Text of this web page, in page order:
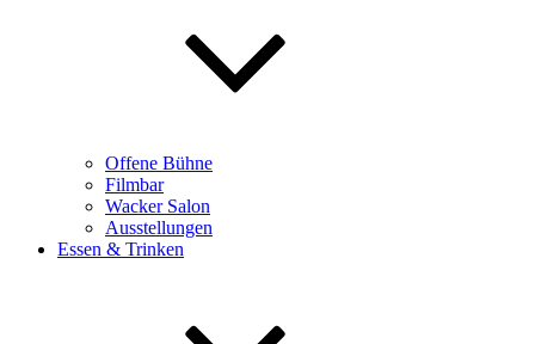
Offene Bühne
Filmbar
Wacker Salon
Ausstellungen
Essen & Trinken